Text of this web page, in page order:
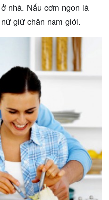
nhà. Nấu cơm ngon là
giữ chân nam giới.